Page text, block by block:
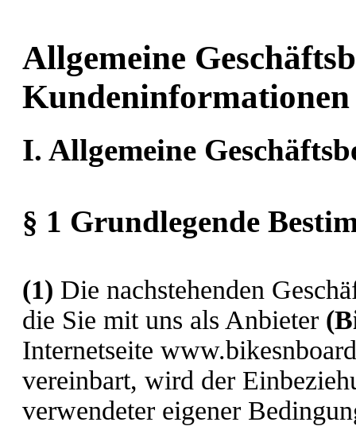
Allgemeine
Kundeninformationen
I. Allgemeine
§ 1 Grundlegende
(1) Die nachstehenden
die Sie mit uns als Anbieter (
Internetseite
vereinbart, wird der
verwendeter eigener